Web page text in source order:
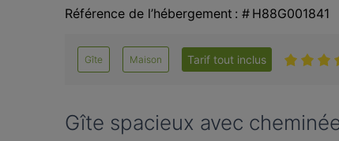
Référence de l’hébergement : # H88G001841
Gîte Maison Tarif tout inclus
Gîte spacieux avec